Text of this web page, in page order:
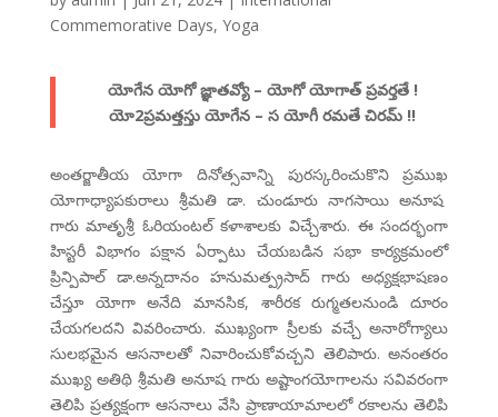
Commemorative Days, Yoga
యోగేన యోగో జ్ఞాతవ్యో – యోగో యోగాత్ ప్రవర్తతే !
యో2ప్రమత్తస్తు యోగేన – స యోగీ రమతే చిరమ్ !!
అంతర్జాతీయ యోగా దినోత్సవాన్ని పురస్కరించుకొని ప్రముఖ
యోగాధ్యాపకురాలు శ్రీమతి డా. చుండూరు నాగసాయి అనూష
గారు మాతృశ్రీ ఓరియంటల్ కళాశాలకు విచ్చేశారు. ఈ సందర్భంగా
హిస్టరీ విభాగం పక్షాన ఏర్పాటు చేయబడిన సభా కార్యక్రమంలో
ప్రిన్పిపాల్ డా.అన్నదానం హనుమత్ప్రసాద్ గారు అధ్యక్షభాషణం
చేస్తూ యోగా అనేది మానసిక, శారీరక రుగ్మతలనుండి దూరం
చేయగలదని వివరించారు. ముఖ్యంగా స్రీలకు వచ్చే అనారోగ్యాలు
సులభమైన ఆసనాలతో నివారించుకోవచ్చని తెలిపారు. అనంతరం
ముఖ్య అతిథి శ్రీమతి అనూష గారు అష్టాంగయోగాలను సవివరంగా
తెలిపి ప్రత్యక్షంగా ఆసనాలు వేసి ప్రాణాయామాలలో రకాలను తెలిపి